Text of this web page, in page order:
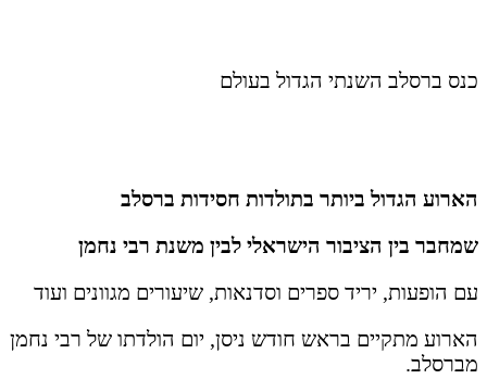
כנס ברסלב השנתי הגדול בעולם
הארוע הגדול ביותר בתולדות חסידות ברסלב
שמחבר בין הציבור הישראלי לבין משנת רבי נחמן
עם הופעות, יריד ספרים וסדנאות, שיעורים מגוונים ועוד
הארוע מתקיים בראש חודש ניסן, יום הולדתו של רבי נחמן
מברסלב.